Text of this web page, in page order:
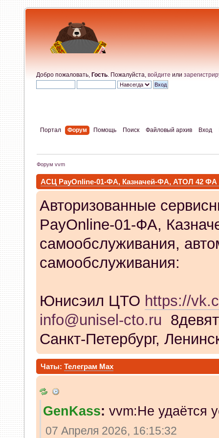
Добро пожаловать, Гость . Пожалуйста, войдите или
Портал Форум Помощь Поиск Файловый архив Вход
Форум vvm
АСЦ PayOnline-01-ФА, Казначей-ФА, АТОЛ 42 ФА
Авторизованные
PayOnline-01-ФА,
самообслуживания,
самообслуживания:
Юнисэил ЦТО https://
info@unisel-cto.ru
Санкт-Петербург,
Чаты:Телеграм Max
GenKass: vvm:Не удаётся
07 Апреля 2026, 16:15:32